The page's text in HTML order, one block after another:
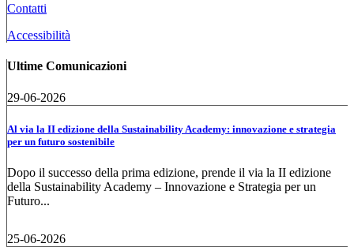
Contatti
Accessibilità
Ultime Comunicazioni
29-06-2026
Al via la II edizione della Sustainability Academy: innovazione e strategia
per un futuro sostenibile
Dopo il successo della prima edizione, prende il via la II edizione
della Sustainability Academy – Innovazione e Strategia per un
Futuro...
25-06-2026